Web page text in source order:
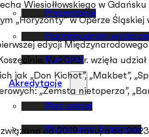
Prezentacje
Harmonogram
Kup bilet
Akredytacje
Weź udział
Wydarzenia branżowe
Wiesiołłowskiego w
„Horyzonty” w Operze
edycji
W 2023 r. wzięła
jak „Don Kichot”, „Makbet”,
„Zemsta nietoperza”,
od 2019 roku, a od